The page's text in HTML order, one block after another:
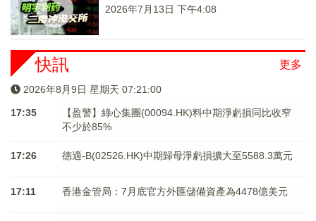
2026年7月13日 下午4:08
更多
快訊
2026年8月9日 星期天 07:21:00
17:35
【盈警】綠心集團(00094.HK)料中期淨虧損同比收窄
不少於85%
17:26 德適-B(02526.HK)中期歸母淨虧損擴大至5588.3萬元
17:11 香港金管局：7月底官方外匯儲備資產為4478億美元